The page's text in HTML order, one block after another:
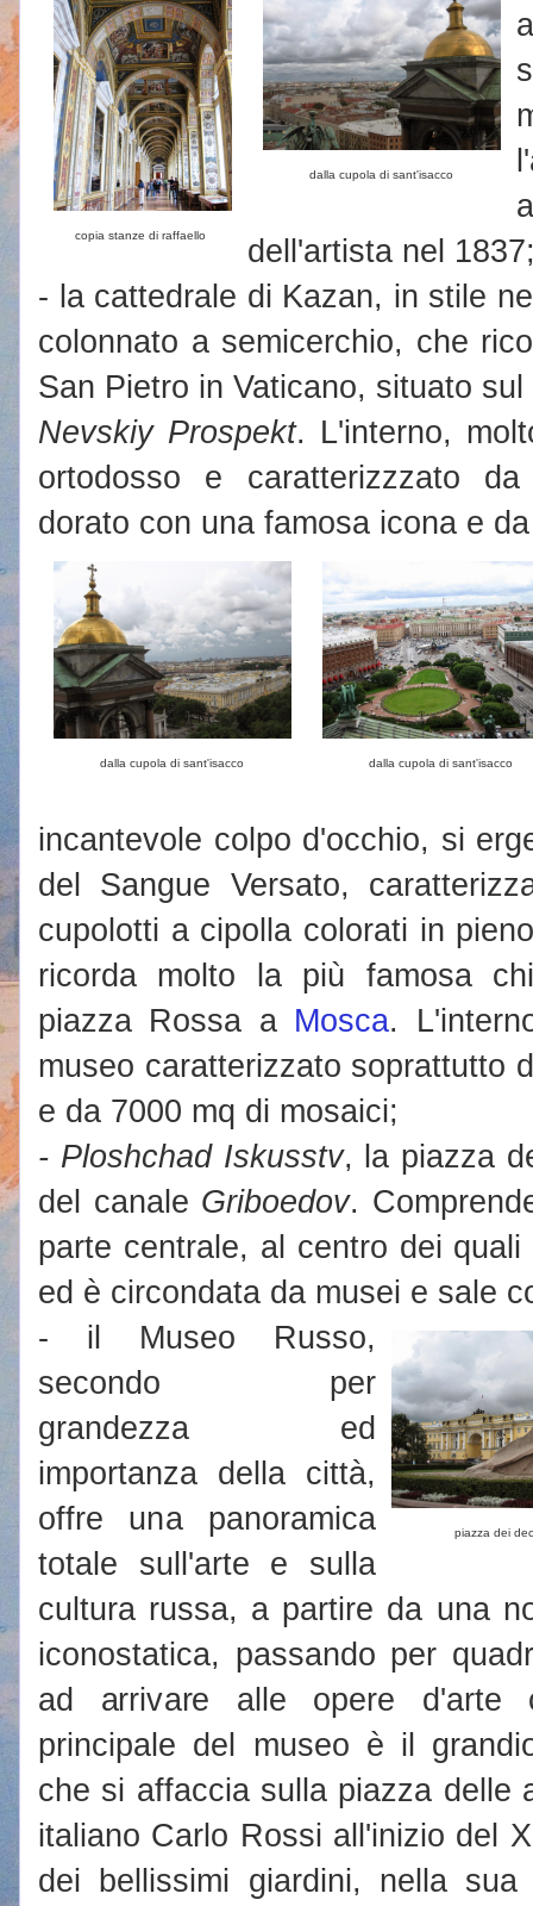
copia stanze di raffaello
dalla cupola di sant'isacco
dell'artista nel
- la cattedrale di Kazan, in stile
colonnato a semicerchio, che
San Pietro in Vaticano, situato
Nevskiy Prospekt. L'interno,
ortodosso e caratterizzzato
dorato con una famosa icona e
dalla cupola di sant'isacco dalla cupola di sant'isacco
incantevole colpo d'occhio, si
del Sangue Versato,
cupolotti a cipolla colorati in
ricorda molto la più famosa
piazza Rossa a Mosca.
museo caratterizzato soprattutto
e da 7000 mq di mosaici;
- Ploshchad Iskusstv, la piazza
del canale Griboedov.
parte centrale, al centro dei
ed è circondata da musei e sale
piazza dei
- il Museo Russo,
secondo per
grandezza ed
importanza della città,
offre una panoramica
totale sull'arte e sulla
cultura russa, a partire da una
iconostatica, passando per
ad arrivare alle opere d'arte
principale del museo è il
che si affaccia sulla piazza delle
italiano Carlo Rossi all'inizio del
dei bellissimi giardini, nella